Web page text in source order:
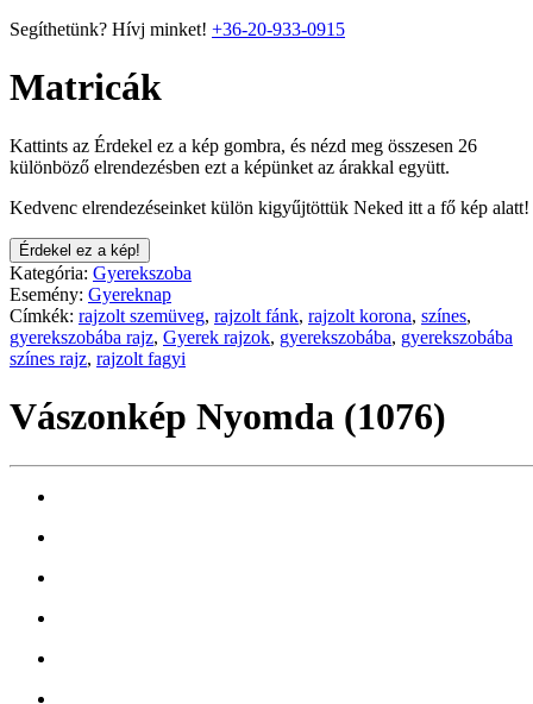
Segíthetünk? Hívj minket! +36-20-933-0915
Matricák
Kattints az Érdekel ez a kép gombra, és nézd meg összesen 26
különböző elrendezésben ezt a képünket az árakkal együtt.
Kedvenc elrendezéseinket külön kigyűjtöttük Neked itt a fő kép alatt!
Érdekel ez a kép!
Kategória: Gyerekszoba
Esemény: Gyereknap
Címkék: rajzolt szemüveg, rajzolt fánk, rajzolt korona, színes,
gyerekszobába rajz, Gyerek rajzok, gyerekszobába, gyerekszobába
színes rajz, rajzolt fagyi
Vászonkép Nyomda (1076)